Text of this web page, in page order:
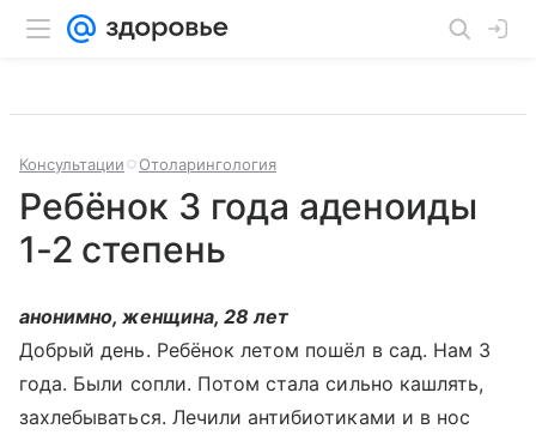
Консультации Отоларингология
Ребёнок 3 года аденоиды
1-2 степень
анонимно, женщина, 28 лет
Добрый день. Ребёнок летом пошёл в сад. Нам 3
года. Были сопли. Потом стала сильно кашлять,
захлебываться. Лечили антибиотиками и в нос